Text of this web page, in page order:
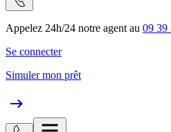
Appelez 24h/24 notre agent au 09 39
Se connecter
Simuler mon prêt